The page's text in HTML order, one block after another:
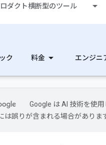
ダクト横断型のツール
ク 料金 エンジニ
Google は AI 技術を使
は誤りが含まれる場合がありま